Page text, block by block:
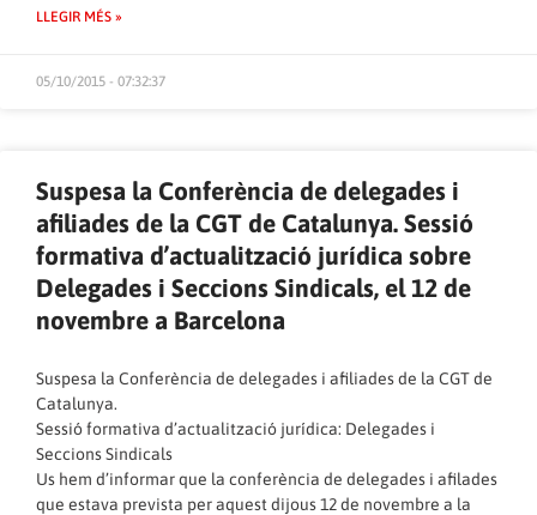
LLEGIR MÉS »
05/10/2015 - 07:32:37
Suspesa la Conferència de delegades i
afiliades de la CGT de Catalunya. Sessió
formativa d’actualització jurídica sobre
Delegades i Seccions Sindicals, el 12 de
novembre a Barcelona
Suspesa la Conferència de delegades i afiliades de la CGT de
Catalunya.
Sessió formativa d’actualització jurídica: Delegades i
Seccions Sindicals
Us hem d’informar que la conferència de delegades i afilades
que estava prevista per aquest dijous 12 de novembre a la